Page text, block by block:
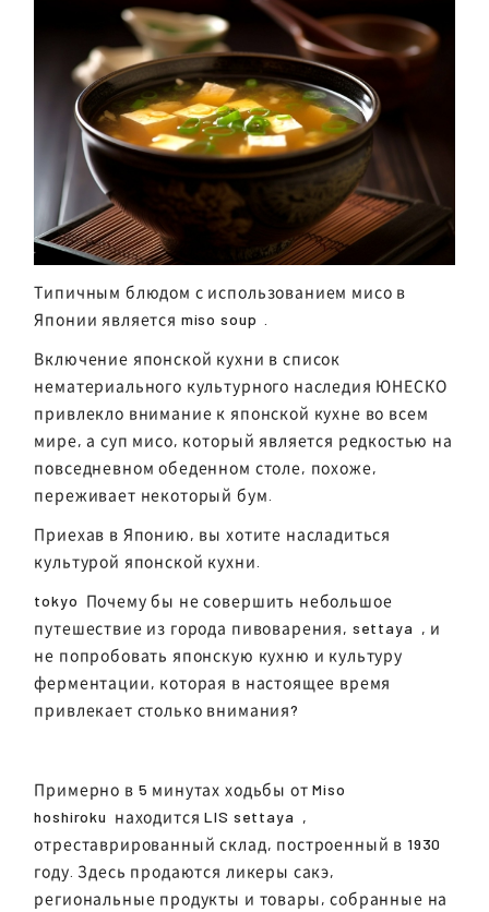
Типичным блюдом с использованием мисо в
Японии является miso soup
Включение японской кухни в список
нематериального культурного наследия ЮНЕСКО
привлекло внимание к японской кухне во всем
мире, а суп мисо, который является редкостью на
повседневном обеденном столе, похоже,
переживает некоторый бум.
Приехав в Японию, вы хотите насладиться
культурой японской кухни.
tokyo Почему бы не совершить небольшое
путешествие из города пивоварения, settaya , и
не попробовать японскую кухню и культуру
ферментации, которая в настоящее время
привлекает столько внимания?
Примерно в 5 минутах ходьбы от Miso
hoshiroku находится LIS settaya ,
отреставрированный склад, построенный в 1930
году. Здесь продаются ликеры сакэ,
региональные продукты и товары, собранные на